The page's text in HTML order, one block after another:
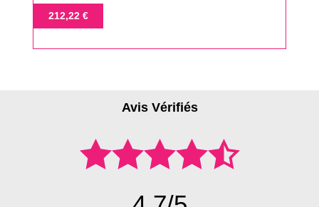
base
Prix212,22 €
Avis Vérifiés